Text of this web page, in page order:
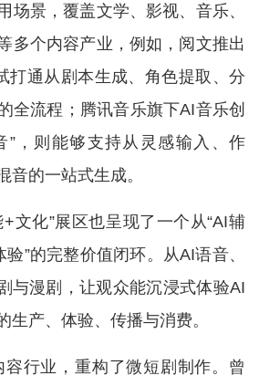
场景，覆盖文学、影视、音乐、
多个内容产业，例如，阅文推出
打通从剧本生成、角色提取、分
全流程；腾讯音乐旗下AI音乐创
”，则能够支持从灵感输入、作
音的一站式生成。
+文化”展区也呈现了一个从“AI辅
验”的完整价值闭环。从AI语音、
与漫剧，让观众能沉浸式体验AI
生产、体验、传播与消费。
容行业，重构了微短剧制作。曾